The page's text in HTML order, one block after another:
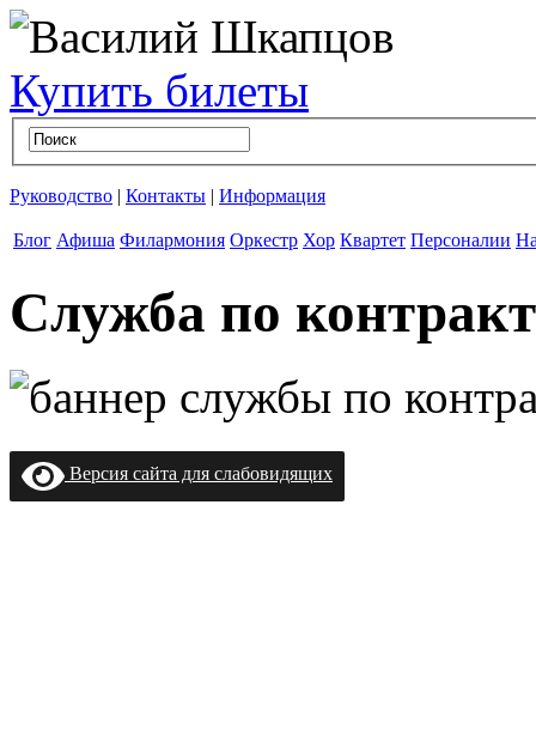
Купить билеты
Руководство | Контакты | Информация
Блог Афиша Филармония Оркестр Хор Квартет Персоналии
Служба по
Версия сайта для слабовидящих